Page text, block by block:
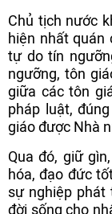
Chủ tịch nước
hiện nhất quán
tự do tín
ngưỡng, tôn
giữa các tôn
pháp luật,
giáo được Nhà
Qua đó, giữ
hóa, đạo đức
sự nghiệp phát
đời sống cho